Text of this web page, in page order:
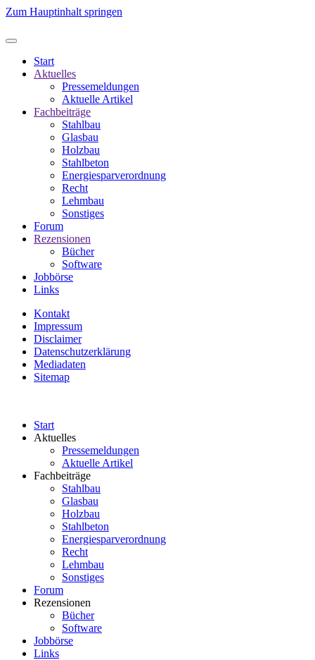
Zum Hauptinhalt springen
Start
Aktuelles
Pressemeldungen
Aktuelle Artikel
Fachbeiträge
Stahlbau
Glasbau
Holzbau
Stahlbeton
Energiesparverordnung
Recht
Lehmbau
Sonstiges
Forum
Rezensionen
Bücher
Software
Jobbörse
Links
Kontakt
Impressum
Disclaimer
Datenschutzerklärung
Mediadaten
Sitemap
Start
Aktuelles
Pressemeldungen
Aktuelle Artikel
Fachbeiträge
Stahlbau
Glasbau
Holzbau
Stahlbeton
Energiesparverordnung
Recht
Lehmbau
Sonstiges
Forum
Rezensionen
Bücher
Software
Jobbörse
Links